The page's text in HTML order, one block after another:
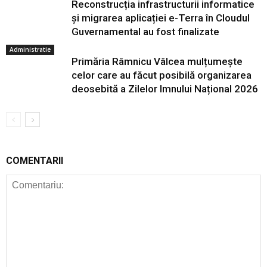
Reconstrucția infrastructurii informatice
și migrarea aplicației e-Terra în Cloudul
Guvernamental au fost finalizate
Administratie
Primăria Râmnicu Vâlcea mulțumește
celor care au făcut posibilă organizarea
deosebită a Zilelor Imnului Național 2026
COMENTARII